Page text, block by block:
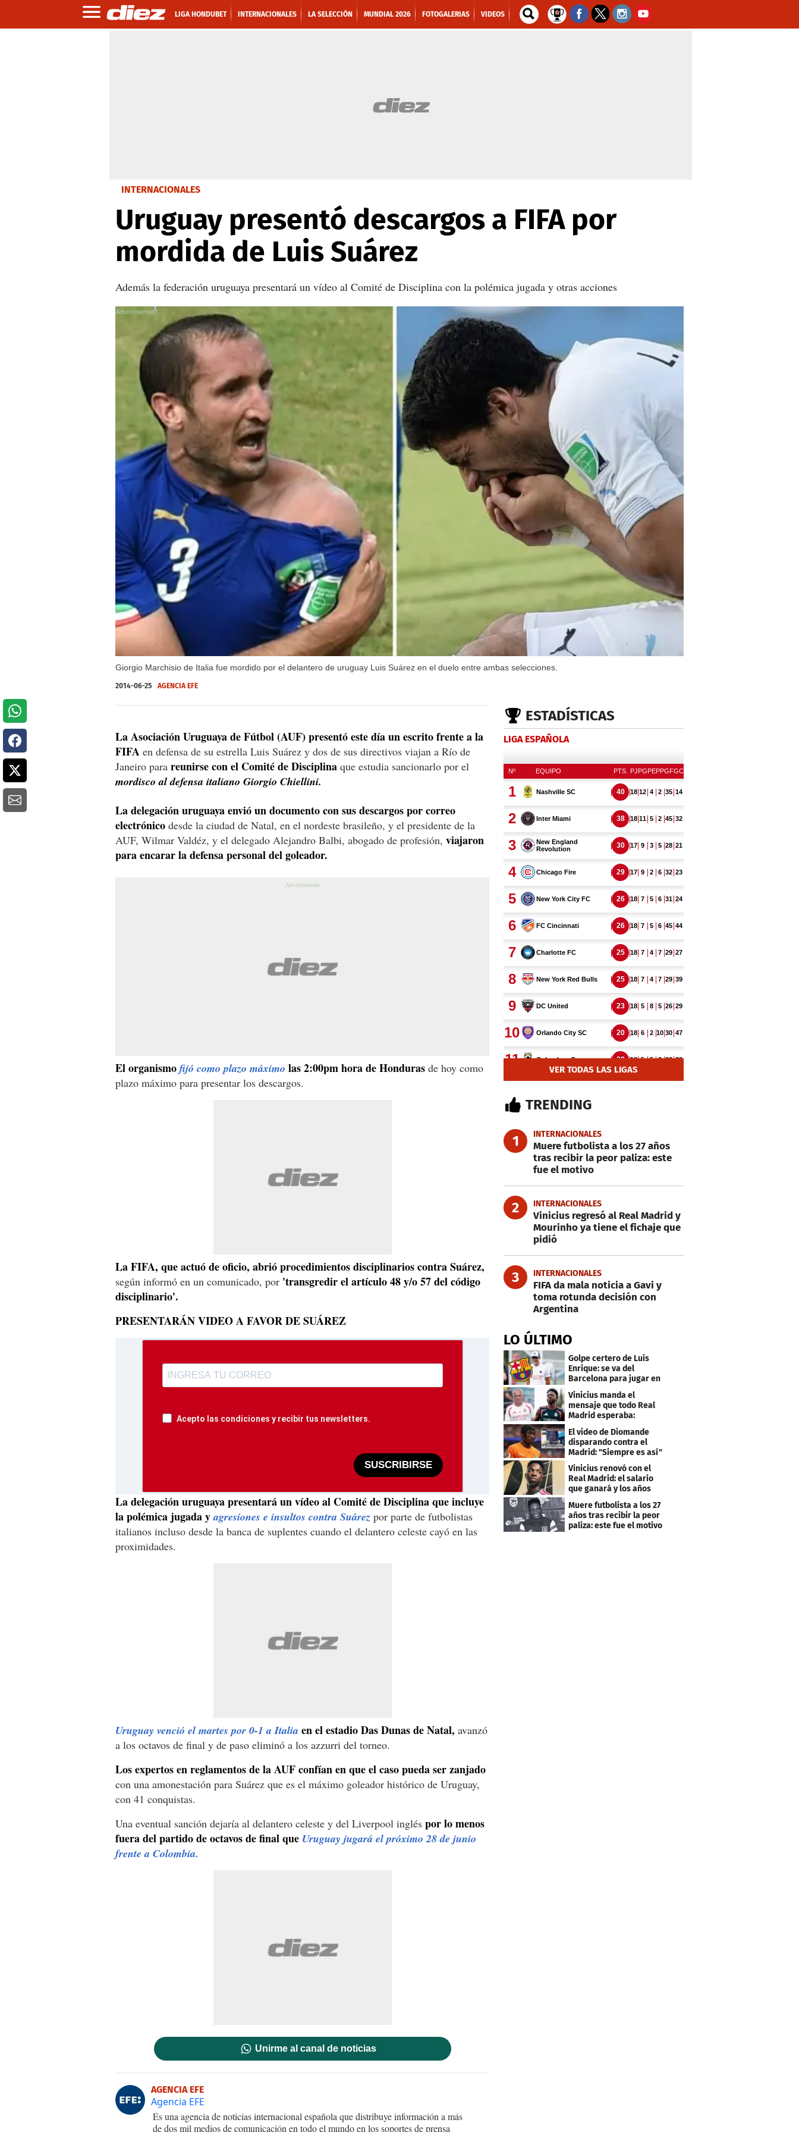
LIGA HONDUBET INTERNACIONALES LA SELECCIÓN MUNDIAL 2026 FOTOGALERIAS VIDEOS
INTERNACIONALES
Uruguay presentó descargos a FIFA por
mordida de Luis Suárez
Además la federación uruguaya presentará un vídeo al Comité de Disciplina con la polémica jugada y otras acciones
Giorgio Marchisio de Italia fue mordido por el delantero de uruguay Luis Suárez en el duelo entre ambas selecciones.
X
2014-06-25 AGENCIA EFE
La Asociación Uruguaya de Fútbol (AUF) presentó este día un escrito frente a la
FIFA en defensa de su estrella Luis Suárez y dos de sus directivos viajan a Río de
Janeiro para reunirse con el Comité de Disciplina que estudia sancionarlo por el
mordisco al defensa italiano Giorgio Chiellini.
La delegación uruguaya envió un documento con sus descargos por correo
electrónico desde la ciudad de Natal, en el nordeste brasileño, y el presidente de la
AUF, Wilmar Valdéz, y el delegado Alejandro Balbi, abogado de profesión, viajaron
para encarar la defensa personal del goleador.
El organismo fijó como plazo máximo las 2:00pm hora de Honduras de hoy como
plazo máximo para presentar los descargos.
La FIFA, que actuó de oficio, abrió procedimientos disciplinarios contra Suárez,
según informó en un comunicado, por 'transgredir el artículo 48 y/o 57 del código
disciplinario'.
PRESENTARÁN VIDEO A FAVOR DE SUÁREZ
Acepto las condiciones y recibir tus newsletters.
SUSCRIBIRSE
La delegación uruguaya presentará un vídeo al Comité de Disciplina que incluye
la polémica jugada yagresiones e insultos contra Suárez por parte de futbolistas
italianos incluso desde la banca de suplentes cuando el delantero celeste cayó en las
proximidades.
Uruguay venció el martes por 0-1 a Italia en el estadio Das Dunas de Natal, avanzó
a los octavos de final y de paso eliminó a los azzurri del torneo.
Los expertos en reglamentos de la AUF confían en que el caso pueda ser zanjado
con una amonestación para Suárez que es el máximo goleador histórico de Uruguay,
con 41 conquistas.
Una eventual sanción dejaría al delantero celeste y del Liverpool inglés por lo menos
fuera del partido de octavos de final que Uruguay jugará el próximo 28 de junio
frente a Colombia.
Unirme al canal de noticias
AGENCIA EFE
Agencia EFE
Es una agencia de noticias internacional española que distribuye información a más
de dos mil medios de comunicación en todo el mundo en los soportes de prensa
ESTADÍSTICAS
LIGA ESPAÑOLA
VER TODAS LAS LIGAS
TRENDING
1 INTERNACIONALES
Muere futbolista a los 27 años
tras recibir la peor paliza: este
fue el motivo
2 INTERNACIONALES
Vinicius regresó al Real Madrid y
Mourinho ya tiene el fichaje que
pidió
3 INTERNACIONALES
FIFA da mala noticia a Gavi y
toma rotunda decisión con
Argentina
LO ÚLTIMO
Golpe certero de Luis
Enrique: se va del
Barcelona para jugar en
el PSG
Vinicius manda el
mensaje que todo Real
Madrid esperaba:
"Mourinho..."
El video de Diomande
disparando contra el
Madrid: "Siempre es así"
Vinicius renovó con el
Real Madrid: el salario
que ganará y los años
Muere futbolista a los 27
años tras recibir la peor
paliza: este fue el motivo